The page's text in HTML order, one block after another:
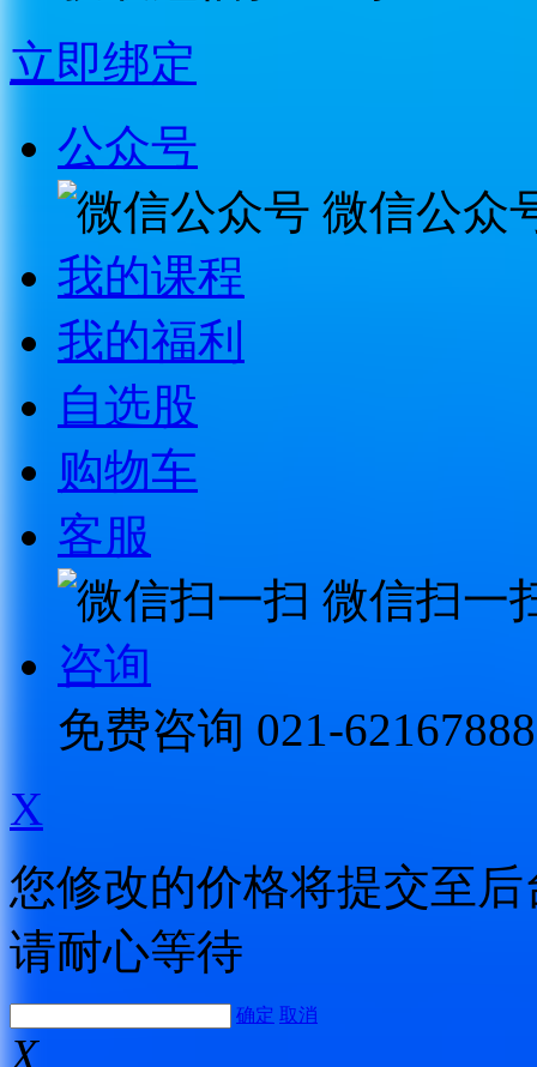
立即绑定
公众号
微信公众
我的课程
我的福利
自选股
购物车
客服
微信扫一
咨询
免费咨询 021-62167888
X
您修改的价格将提交至
请耐心等待
确定 取消
X